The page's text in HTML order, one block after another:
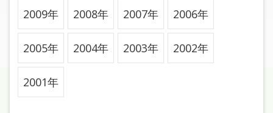
請
常
見
問
答
2009年 2008年 2007年 2006年
2005年 2004年 2003年 2002年
2001年